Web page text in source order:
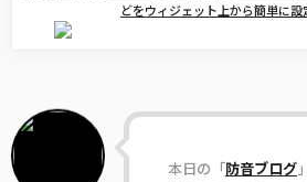
どをウィジェット上から簡単に設
本日の「防音ブログ